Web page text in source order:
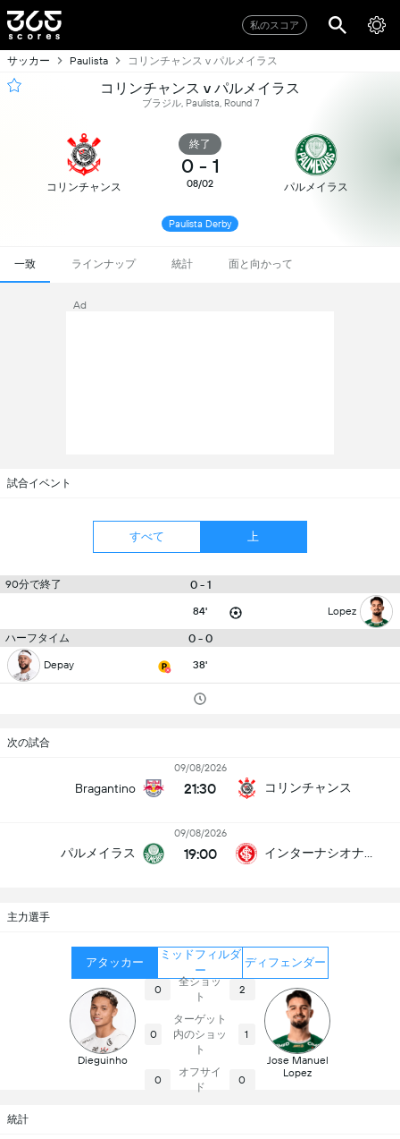
私のスコア
サッカー Paulista コリンチャンス v パルメイラス
コリンチャンス v パルメイラス
ブラジル, Paulista, Round 7
コリンチャンス
終了
0 - 1
08/02 パルメイラス
Paulista Derby
一致 ラインナップ 統計 面と向かって
Ad
試合イベント
すべて 上
90分で終了 0 - 1
84' Lopez
ハーフタイム 0 - 0
Depay 38'
次の試合
Bragantino
09/08/2026
21:30 コリンチャンス
パルメイラス
09/08/2026
19:00
主力選手
アタッカー
ミッドフィルダ
ー
ディフェンダー
Dieguinho
0
全ショッ
ト
2
0
ターゲット
内のショッ
ト
1
0
オフサイ
ド
0
Jose Manuel
Lopez
統計